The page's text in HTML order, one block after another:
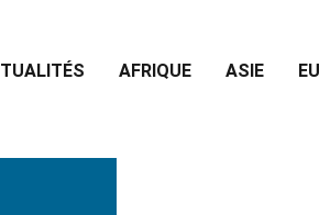
AFRIQUE ASIE